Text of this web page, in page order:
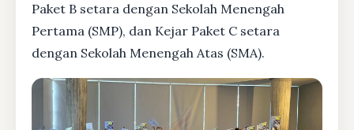
Paket B setara dengan Sekolah Menengah
Pertama (SMP), dan Kejar Paket C setara
dengan Sekolah Menengah Atas (SMA).